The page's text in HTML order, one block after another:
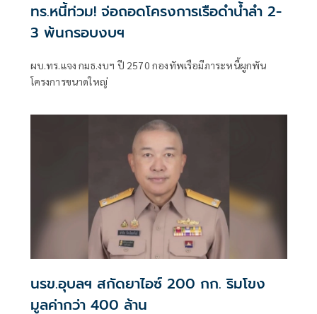
ทร.หนี้ท่วม! จ่อถอดโครงการเรือดำน้ำลำ 2-
3 พ้นกรอบงบฯ
ผบ.ทร.แจง กมธ.งบฯ ปี 2570 กองทัพเรือมีภาระหนี้ผูกพัน
โครงการขนาดใหญ่
นรข.อุบลฯ สกัดยาไอซ์ 200 กก. ริมโขง
มูลค่ากว่า 400 ล้าน